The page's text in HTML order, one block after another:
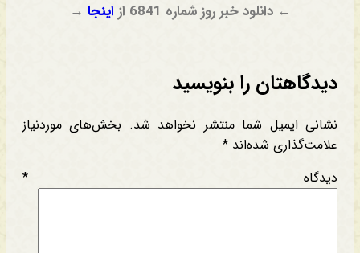
← دانلود خبر روز شماره 6841 از اینجا →
دیدگاهتان را بنویسید
نشانی ایمیل شما منتشر نخواهد شد. بخش‌های موردنیاز
علامت‌گذاری شده‌اند *
دیدگاه *